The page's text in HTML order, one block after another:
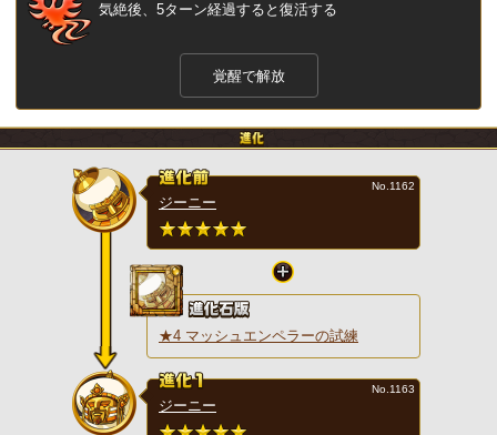
気絶後、5ターン経過すると復活する
覚醒で解放
ジーニー
No.1162
★4 マッシュエンペラーの試練
ジーニー
No.1163